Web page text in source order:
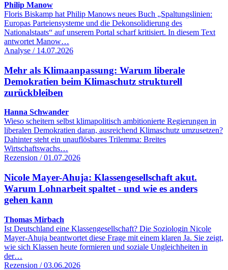
Philip Manow
Floris Biskamp hat Philip Manows neues Buch „Spaltungslinien:
Europas Parteiensysteme und die Dekonsolidierung des
Nationalstaats“ auf unserem Portal scharf kritisiert. In diesem Text
antwortet Manow…
Analyse / 14.07.2026
Mehr als Klimaanpassung: Warum liberale
Demokratien beim Klimaschutz strukturell
zurückbleiben
Hanna Schwander
Wieso scheitern selbst klimapolitisch ambitionierte Regierungen in
liberalen Demokratien daran, ausreichend Klimaschutz umzusetzen?
Dahinter steht ein unauflösbares Trilemma: Breites
Wirtschaftswachs…
Rezension / 01.07.2026
Nicole Mayer-Ahuja: Klassengesellschaft akut.
Warum Lohnarbeit spaltet - und wie es anders
gehen kann
Thomas Mirbach
Ist Deutschland eine Klassengesellschaft? Die Soziologin Nicole
Mayer-Ahuja beantwortet diese Frage mit einem klaren Ja. Sie zeigt,
wie sich Klassen heute formieren und soziale Ungleichheiten in
der…
Rezension / 03.06.2026